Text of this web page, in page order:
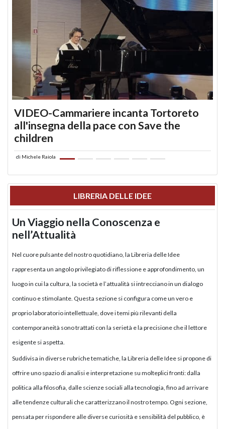
VIDEO-Cammariere incanta Tortoreto
all'insegna della pace con Save the
children
di Michele Raiola
LIBRERIA DELLE IDEE
Un Viaggio nella Conoscenza e
nell’Attualità
Nel cuore pulsante del nostro quotidiano, la Libreria delle Idee
rappresenta un angolo privilegiato di riflessione e approfondimento, un
luogo in cui la cultura, la società e l’attualità si intrecciano in un dialogo
continuo e stimolante. Questa sezione si configura come un vero e
proprio laboratorio intellettuale, dove i temi più rilevanti della
contemporaneità sono trattati con la serietà e la precisione che il lettore
esigente si aspetta.
Suddivisa in diverse rubriche tematiche, la Libreria delle Idee si propone di
offrire uno spazio di analisi e interpretazione su molteplici fronti: dalla
politica alla filosofia, dalle scienze sociali alla tecnologia, fino ad arrivare
alle tendenze culturali che caratterizzano il nostro tempo. Ogni sezione,
pensata per rispondere alle diverse curiosità e sensibilità del pubblico, è